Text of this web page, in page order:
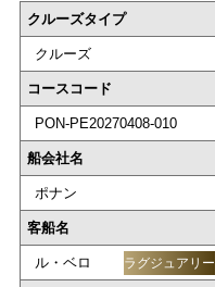
クルーズタイプ
クルーズ
コースコード
PON-PE20270408-010
船会社名
ポナン
客船名
ル・ベロ ラグジュアリー